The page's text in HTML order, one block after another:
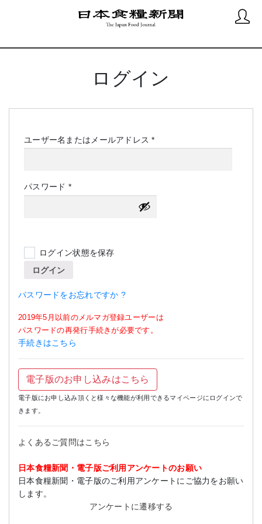
ログイン
ユーザー名またはメールアドレス*必
パスワード *必
須
ログイン状態を保存
ログイン
パスワードをお忘れですか ?
2019年5月以前のメルマガ登録ユーザーは
パスワードの再発行手続きが必要です。
手続きはこちら
電子版のお申し込みはこちら
電子版にお申し込み頂くと様々な機能が利用できるマイページにログインで
きます。
よくあるご質問はこちら
日本食糧新聞・電子版ご利用アンケートのお願い
日本食糧新聞・電子版のご利用アンケートにご協力をお願い
します。
アンケートに遷移する